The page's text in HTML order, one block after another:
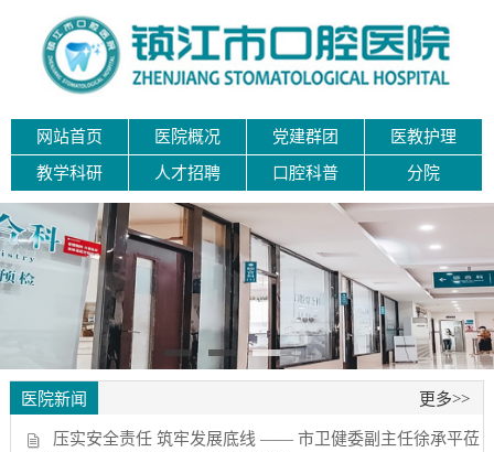
网站首页 医院概况 党建群团 医教护理
教学科研 人才招聘 口腔科普 分院
医院新闻 更多>>
压实安全责任 筑牢发展底线 —— 市卫健委副主任徐承平莅